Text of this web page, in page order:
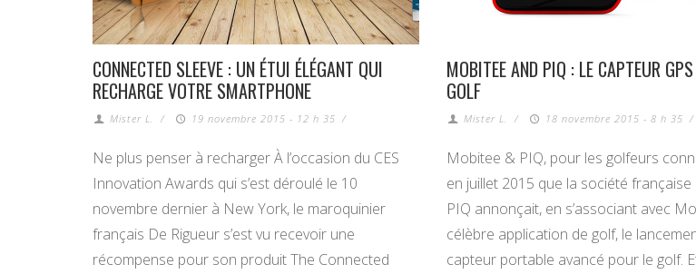
CONNECTED SLEEVE : UN ÉTUI ÉLÉGANT QUI
RECHARGE VOTRE SMARTPHONE
Mister L. / 19 novembre 2015 - 12 h 35 /
Ne plus penser à recharger À l’occasion du CES
Innovation Awards qui s’est déroulé le 10
novembre dernier à New York, le maroquinier
français De Rigueur s’est vu recevoir une
récompense pour son produit The Connected
MOBITEE AND PIQ : LE CAPTEUR
GOLF
Mister L. / 18 novembre 2015 - 8 h 35 /
Mobitee & PIQ, pour les golfeurs
en juillet 2015 que la société française
PIQ annonçait, en s’associant avec
célèbre application de golf, le
capteur portable avancé pour le golf.